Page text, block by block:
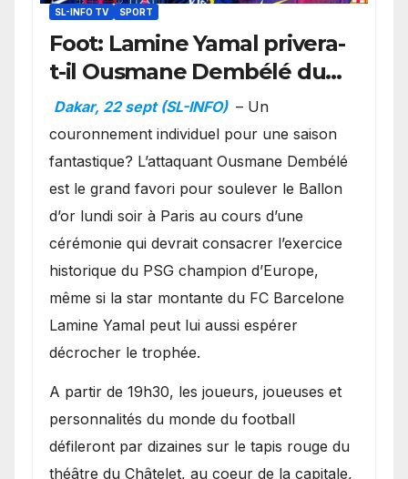
SL-INFO TV SPORT
Foot: Lamine Yamal privera-
t-il Ousmane Dembélé du
Ballon d’or ?
Dakar, 22 sept (SL-INFO) – Un
couronnement individuel pour une saison
fantastique? L’attaquant Ousmane Dembélé
est le grand favori pour soulever le Ballon
d’or lundi soir à Paris au cours d’une
cérémonie qui devrait consacrer l’exercice
historique du PSG champion d’Europe,
même si la star montante du FC Barcelone
Lamine Yamal peut lui aussi espérer
décrocher le trophée.
A partir de 19h30, les joueurs, joueuses et
personnalités du monde du football
défileront par dizaines sur le tapis rouge du
théâtre du Châtelet, au coeur de la capitale,